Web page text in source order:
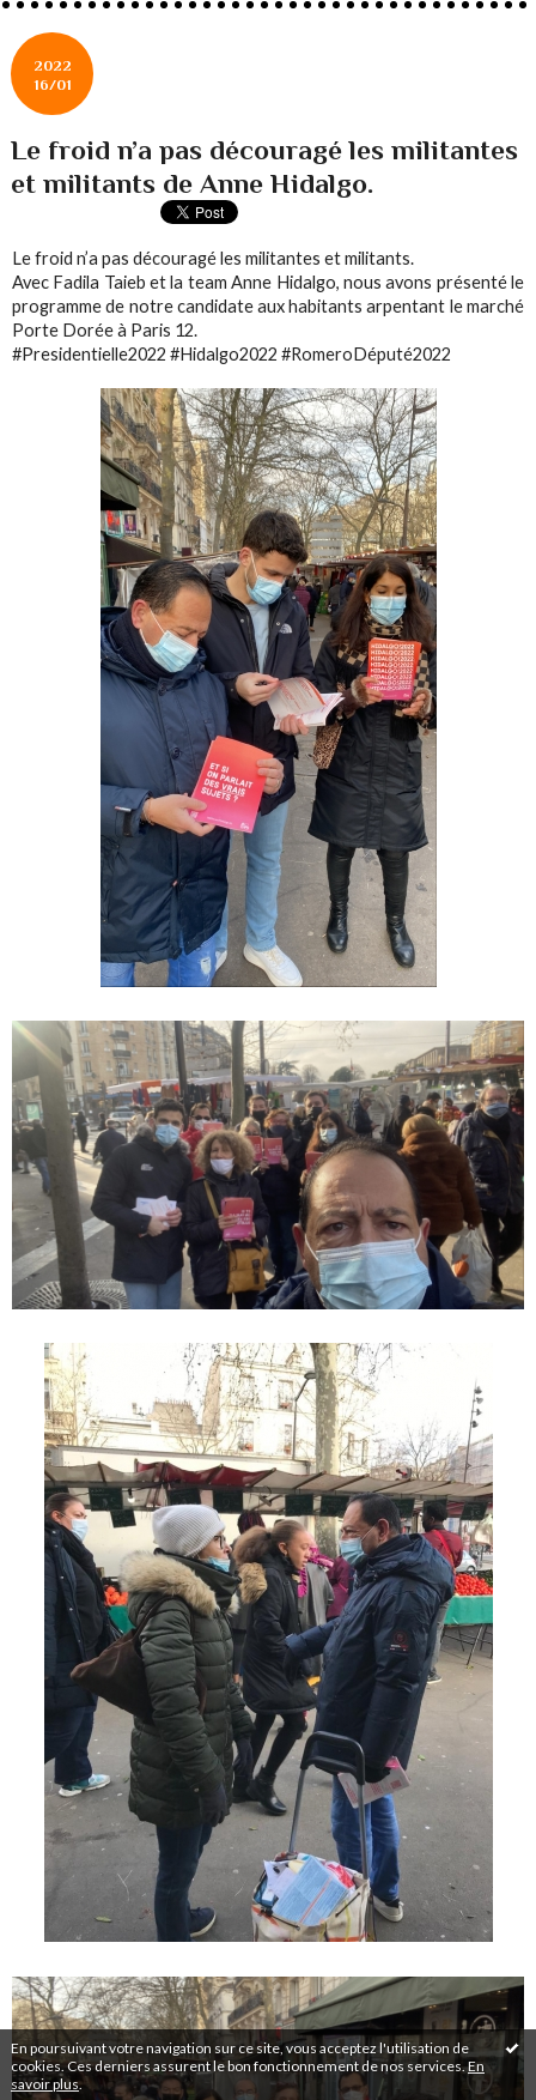
En poursuivant votre navigation sur ce site, vous acceptez l'utilisation de
cookies. Ces derniers assurent le bon fonctionnement de nos services.En
savoir plus.
2022
16/01
Le froid n’a pas découragé les militantes
et militants de Anne Hidalgo.
Le froid n’a pas découragé les militantes et militants.
Avec Fadila Taieb et la team Anne Hidalgo, nous avons présenté le
programme de notre candidate aux habitants arpentant le marché
Porte Dorée à Paris 12.
#Presidentielle2022 #Hidalgo2022 #RomeroDéputé2022